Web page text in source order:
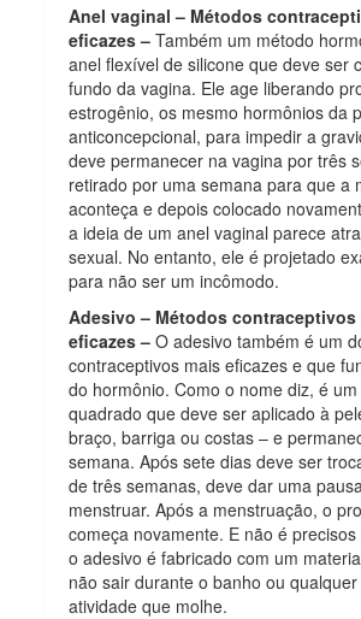
Anel vaginal – Métodos
eficazes –Também um método
anel flexível de silicone que deve ser
fundo da vagina. Ele age liberando
estrogênio, os mesmo hormônios da
anticoncepcional, para impedir a
deve permanecer na vagina por três
retirado por uma semana para que a
aconteça e depois colocado
a ideia de um anel vaginal parece
sexual. No entanto, ele é projetado
para não ser um incômodo.
Adesivo – Métodos contraceptivos
eficazes –O adesivo também é um
contraceptivos mais eficazes e que
do hormônio. Como o nome diz, é
quadrado que deve ser aplicado à
braço, barriga ou costas – e
semana. Após sete dias deve ser
de três semanas, deve dar uma
menstruar. Após a menstruação, o
começa novamente. E não é
o adesivo é fabricado com um
não sair durante o banho ou
atividade que molhe.